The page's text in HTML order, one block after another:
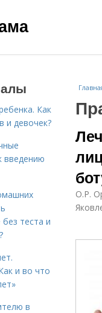
О.Р.
Как
и девочек?
введению
теста и
и во что
в